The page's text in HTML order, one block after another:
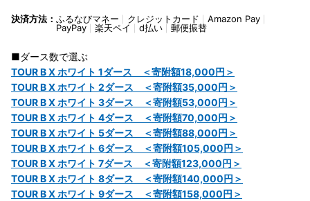
決済方法： ふるなびマネー クレジットカード
Amazon Pay
PayPay
楽天ペイ d払い 郵便振替
■ダース数で選ぶ
TOUR B X ホワイト 1ダース ＜寄附額18,000円＞
TOUR B X ホワイト 2ダース ＜寄附額35,000円＞
TOUR B X ホワイト 3ダース ＜寄附額53,000円＞
TOUR B X ホワイト 4ダース ＜寄附額70,000円＞
TOUR B X ホワイト 5ダース ＜寄附額88,000円＞
TOUR B X ホワイト 6ダース ＜寄附額105,000円＞
TOUR B X ホワイト 7ダース ＜寄附額123,000円＞
TOUR B X ホワイト 8ダース ＜寄附額140,000円＞
TOUR B X ホワイト 9ダース ＜寄附額158,000円＞